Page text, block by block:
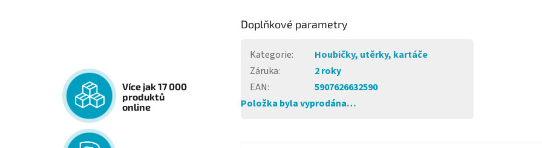
Více jak 17 000
produktů
online
Doplňkové parametry
Kategorie:
Houbičky, utěrky, kartáče
Záruka:
2 roky
EAN:
5907626632590
Položka byla vyprodána…